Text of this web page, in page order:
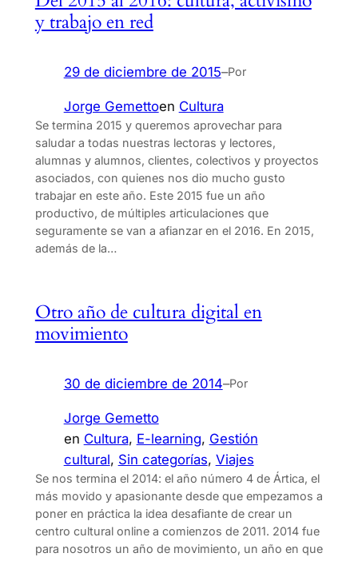
y trabajo en red
29 de diciembre de 2015–Por
Jorge Gemettoen Cultura
Se termina 2015 y queremos aprovechar para
saludar a todas nuestras lectoras y lectores,
alumnas y alumnos, clientes, colectivos y proyectos
asociados, con quienes nos dio mucho gusto
trabajar en este año. Este 2015 fue un año
productivo, de múltiples articulaciones que
seguramente se van a afianzar en el 2016. En 2015,
además de la…
Otro año de cultura digital en
movimiento
30 de diciembre de 2014–Por
Jorge Gemetto
en Cultura, E-learning, Gestión
cultural, Sin categorías, Viajes
Se nos termina el 2014: el año número 4 de Ártica, el
más movido y apasionante desde que empezamos a
poner en práctica la idea desafiante de crear un
centro cultural online a comienzos de 2011. 2014 fue
para nosotros un año de movimiento, un año en que